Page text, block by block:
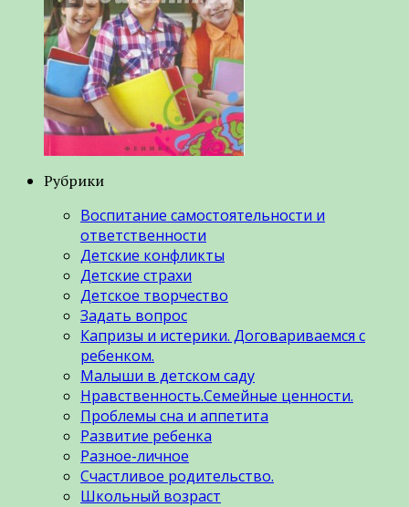
Рубрики
Воспитание самостоятельности и
ответственности
Детские конфликты
Детские страхи
Детское творчество
Задать вопрос
Капризы и истерики. Договариваемся с
ребенком.
Малыши в детском саду
Нравственность.Семейные ценности.
Проблемы сна и аппетита
Развитие ребенка
Разное-личное
Счастливое родительство.
Школьный возраст